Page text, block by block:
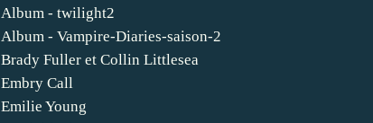
Album - twilight2
Album - Vampire-Diaries-saison-2
Brady Fuller et Collin Littlesea
Embry Call
Emilie Young